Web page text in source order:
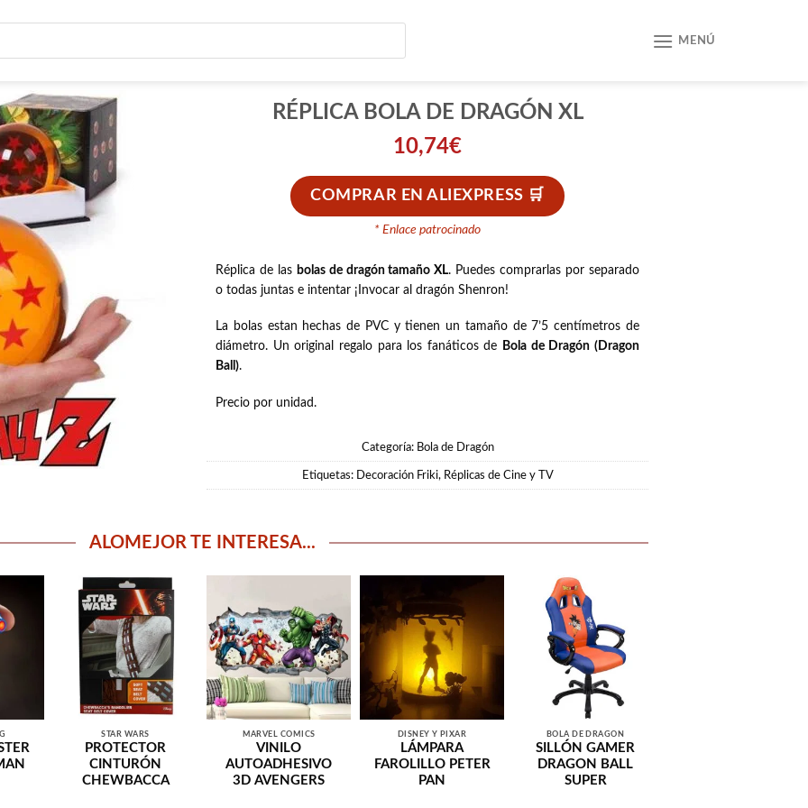
MENÚ
RÉPLICA BOLA DE DRAGÓN XL
10,74€
COMPRAR EN ALIEXPRESS
* Enlace patrocinado
Réplica de las bolas de dragón tamaño XL. Puedes comprarlas por separado
o todas juntas e intentar ¡Invocar al dragón Shenron!
La bolas estan hechas de PVC y tienen un tamaño de 7’5 centímetros de
diámetro. Un original regalo para los fanáticos de
Bola de Dragón (Dragon
Ball).
Precio por unidad.
Categoría: Bola de Dragón
Etiquetas: Decoración Friki, Réplicas de Cine y TV
ALOMEJOR TE INTERESA...
STAR WARS
PROTECTOR
CINTURÓN
CHEWBACCA
MARVEL COMICS
VINILO
AUTOADHESIVO
3D AVENGERS
DISNEY Y PIXAR
LÁMPARA
FAROLILLO PETER
PAN
BOLA DE DRAGÓN
SILLÓN GAMER
DRAGON BALL
SUPER